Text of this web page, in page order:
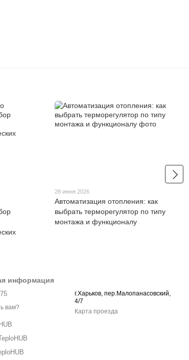
28 июня 2026
Автоматизация отопления: как
выбрать терморегулятор по типу
монтажа и функционалу
информация
вам?
г.Харьков, пер.Малопанасовский,
4/7
Карта проезда